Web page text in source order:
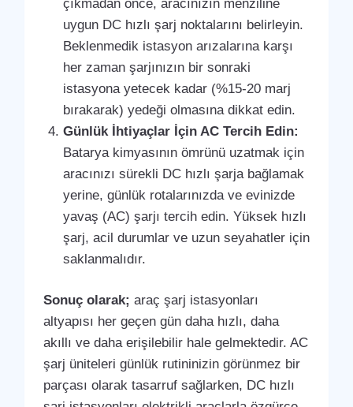
çıkmadan önce, aracınızın menziline
uygun DC hızlı şarj noktalarını belirleyin.
Beklenmedik istasyon arızalarına karşı
her zaman şarjınızın bir sonraki
istasyona yetecek kadar (%15-20 marj
bırakarak) yedeği olmasına dikkat edin.
Günlük İhtiyaçlar İçin AC Tercih Edin:
Batarya kimyasının ömrünü uzatmak için
aracınızı sürekli DC hızlı şarja bağlamak
yerine, günlük rotalarınızda ve evinizde
yavaş (AC) şarjı tercih edin. Yüksek hızlı
şarj, acil durumlar ve uzun seyahatler için
saklanmalıdır.
Sonuç olarak; araç şarj istasyonları
altyapısı her geçen gün daha hızlı, daha
akıllı ve daha erişilebilir hale gelmektedir. AC
şarj üniteleri günlük rutininizin görünmez bir
parçası olarak tasarruf sağlarken, DC hızlı